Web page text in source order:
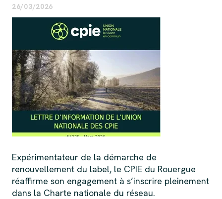
26/03/2026
Expérimentateur de la démarche de
renouvellement du label, le CPIE du Rouergue
réaffirme son engagement à s’inscrire pleinement
dans la Charte nationale du réseau.